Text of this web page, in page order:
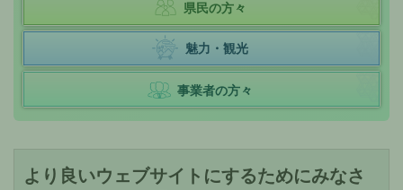
県民の方々
魅力・観光
事業者の方々
より良いウェブサイトにするためにみなさ